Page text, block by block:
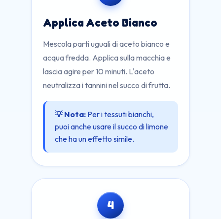
Applica Aceto Bianco
Mescola parti uguali di aceto bianco e
acqua fredda. Applica sulla macchia e
lascia agire per 10 minuti. L'aceto
neutralizza i tannini nel succo di frutta.
💡 Nota: Per i tessuti bianchi,
puoi anche usare il succo di limone
che ha un effetto simile.
4